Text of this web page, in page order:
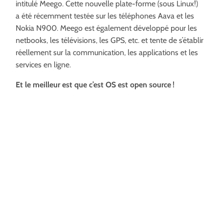
intitulé Meego. Cette nouvelle plate-forme (sous Linux!)
a été récemment testée sur les téléphones Aava et les
Nokia N900. Meego est également développé pour les
netbooks, les télévisions, les GPS, etc. et tente de s’établir
réellement sur la communication, les applications et les
services en ligne.
Et le meilleur est que c’est OS est open source !